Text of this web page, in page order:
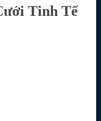
Tinh Tế